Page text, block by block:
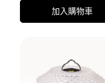
加入購物車